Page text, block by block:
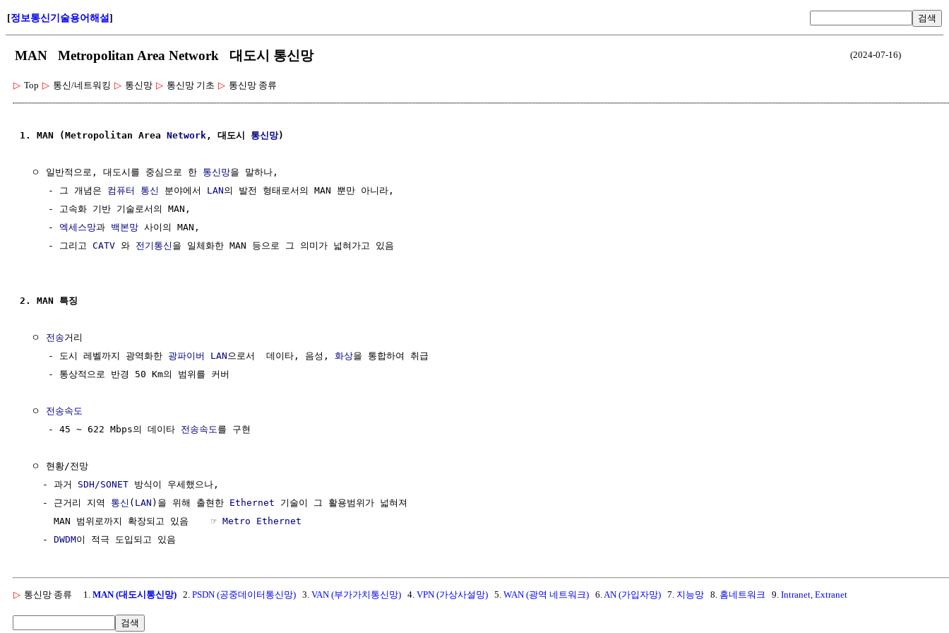
[정보통신기술용어해설] 검색
MAN Metropolitan Area Network 대도시 통신망 (2024-07-16)
▷ Top ▷ 통신/네트워킹 ▷ 통신망 ▷ 통신망 기초 ▷ 통신망 종류
1. MAN (Metropolitan Area Network , 대도시 통신망)
  ㅇ 일반적으로, 대도시를 중심으로 한
통신망을 말하나,
     - 그 개념은
컴퓨터 통신 분야에서 LAN의 발전 형태로서의 MAN 뿐만 아니라,
     - 고속화 기반 기술로서의 MAN,
     -
엑세스망과 백본망 사이의 MAN,
     - 그리고
CATV 와 전기통신 을 일체화한 MAN 등으로 그 의미가 넓혀가고 있음
2. MAN 특징
  ㅇ
전송거리
     - 도시 레벨까지 광역화한
광파이버 LAN 으로서  데이타, 음성, 화상을 통합하여 취급
     - 통상적으로 반경 50 Km의 범위를 커버
  ㅇ
전송속도
     - 45 ~ 622 Mbps의 데이타
전송속도 를 구현
  ㅇ 현황/전망
    - 과거
SDH/SONET 방식이 우세했으나,
    - 근거리 지역
통신 ( LAN )을 위해 출현한 Ethernet 기술이 그 활용범위가 넓혀져
      MAN 범위로까지 확장되고 있음    ☞
Metro Ethernet
    -
DWDM
▷ 통신망 종류 1. MAN (대도시통신망) 2. PSDN (공중데이터통신망) 3. VAN (부가가치통신망) 4. VPN (가상사설망) 5. WAN (광역 네트워크) 6. AN (가입자망) 7. 지능망 8. 홈네트워크 9. Intranet, Extranet
검색